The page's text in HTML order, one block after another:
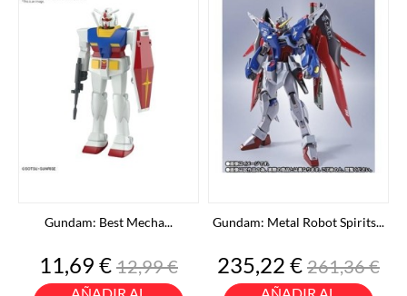
Gundam: Best Mecha...
Precio
11,69 €Precio
base
12,99 €
AÑADIR AL
Gundam: Metal Robot Spirits...
Precio
235,22 €Precio
base
261,36 €
AÑADIR AL